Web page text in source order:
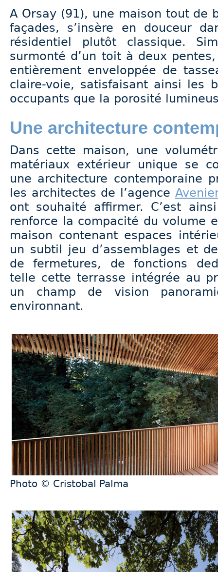
A Orsay (91), une maison tout de
façades, s’insère en douceur
résidentiel plutôt classique.
surmonté d’un toit à deux
entièrement enveloppée de
claire-voie, satisfaisant ainsi les
occupants que la porosité
Une architecture
Dans cette maison, une
matériaux extérieur unique se
une architecture contemporaine
les architectes de l’agence
ont souhaité affirmer. C’est
renforce la compacité du volume
maison contenant espaces
un subtil jeu d’assemblages et
de fermetures, de fonctions
telle cette terrasse intégrée au
un champ de vision
environnant.
Photo © Cristobal Palma